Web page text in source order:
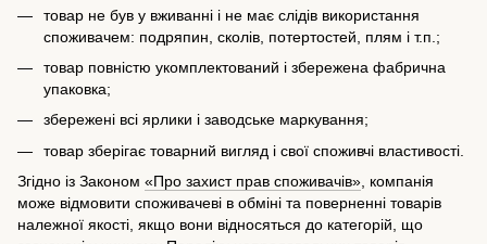
товар не був у вживанні і не має слідів використання
споживачем: подряпин, сколів, потертостей, плям і т.п.;
товар повністю укомплектований і збережена фабрична
упаковка;
збережені всі ярлики і заводське маркування;
товар зберігає товарний вигляд і свої споживчі властивості.
Згідно із Законом «Про захист прав споживачів» , компанія
може відмовити споживачеві в обміні та поверненні товарів
належної якості, якщо вони відносяться до категорій, що